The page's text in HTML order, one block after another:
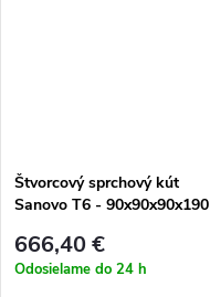
Štvorcový sprchový kút
Sanovo T6 - 90x90x90x190
666,40 €
Odosielame do 24 h